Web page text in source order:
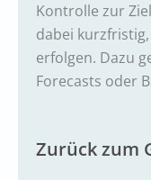
Kontrolle zur
dabei
erfolgen. Dazu
Forecasts oder
Zurück zum